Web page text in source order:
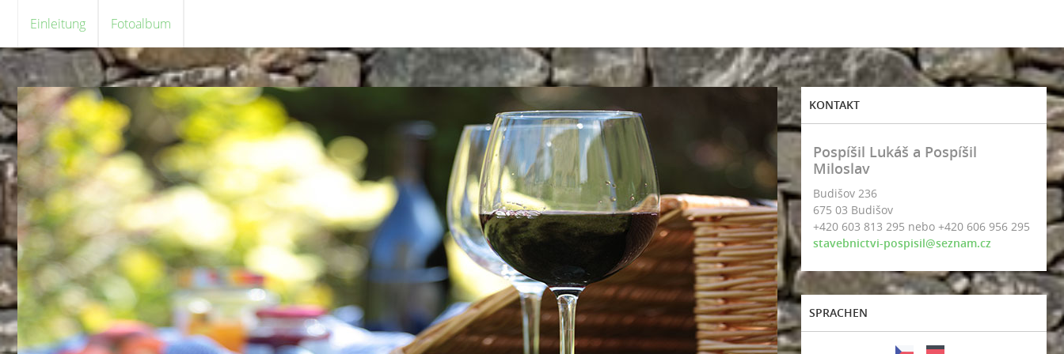
Einleitung Fotoalbum
KONTAKT
Pospíšil Lukáš a Pospíšil
Miloslav
Budišov 236
675 03 Budišov
+420 603 813 295 nebo +420 606 956 295
stavebnictvi-pospisil@seznam.cz
SPRACHEN